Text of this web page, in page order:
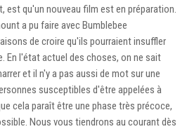
est qu'un nouveau film est en préparation.
a pu faire avec Bumblebee
de croire qu'ils pourraient insuffler
En l'état actuel des choses, on ne sait
et il n'y a pas aussi de mot sur une
susceptibles d'être appelées à
cela paraît être une phase très précoce,
Nous vous tiendrons au courant dès